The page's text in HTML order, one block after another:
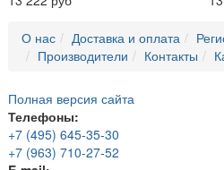
О нас Доставка и оплата
Производители
Контакты
Полная версия сайта
Телефоны:
+7 (495) 645-35-30
+7 (963) 710-27-52